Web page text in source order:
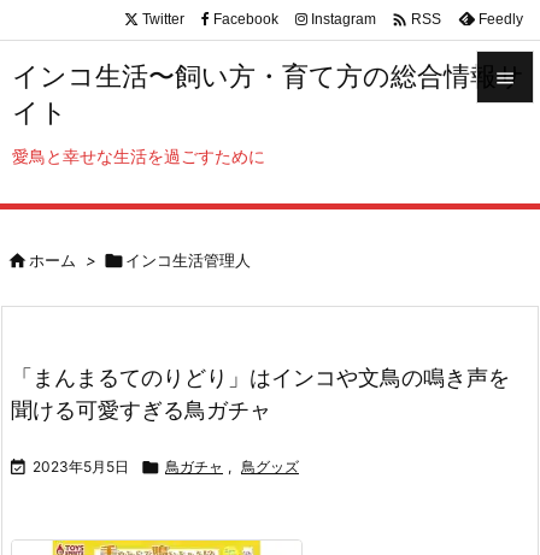
インコ生活〜飼い方・育て方の総合情報サ
イト
愛鳥と幸せな生活を過ごすために

サイド


Twitter Facebook Instagram  RSS Feedly
ホーム > インコ生活管理人
「まんまるてのりどり」はインコや文鳥の鳴き声を
聞ける可愛すぎる鳥ガチャ
 2023年5月5日  鳥ガチャ , 鳥グッズ